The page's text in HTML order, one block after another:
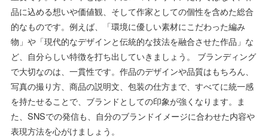
品に込める想いや価値観、そして作家としての個性を含めた総合
的なものです。例えば、「環境に優しい素材にこだわった編み
物」や「現代的なデザインと伝統的な技法を融合させた作品」な
ど、自分らしい特徴を打ち出していきましょう。 ブランディング
で大切なのは、一貫性です。作品のデザインや品質はもちろん、
写真の撮り方、商品の説明文、包装の仕方まで、すべてに統一感
を持たせることで、ブランドとしての印象が強くなります。ま
た、SNSでの発信も、自分のブランドイメージに合わせた内容や
表現方法を心がけましょう。